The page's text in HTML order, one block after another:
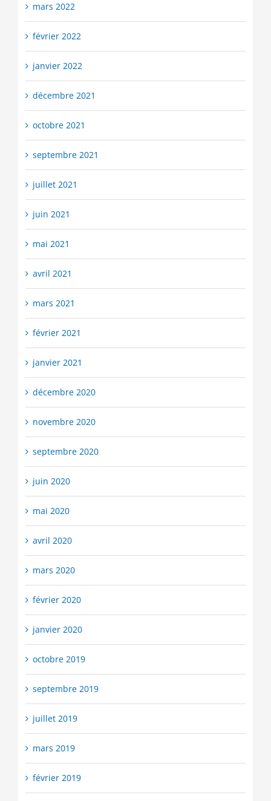
mars 2022
février 2022
janvier 2022
décembre 2021
octobre 2021
septembre 2021
juillet 2021
juin 2021
mai 2021
avril 2021
mars 2021
février 2021
janvier 2021
décembre 2020
novembre 2020
septembre 2020
juin 2020
mai 2020
avril 2020
mars 2020
février 2020
janvier 2020
octobre 2019
septembre 2019
juillet 2019
mars 2019
février 2019